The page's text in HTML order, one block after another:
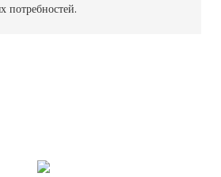
потребностей.